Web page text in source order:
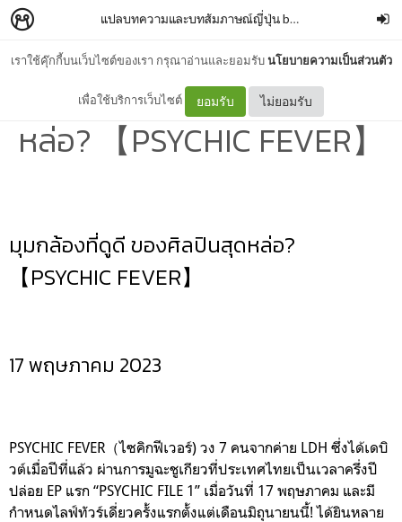
เราใช้คุ๊กกี้บนเว็บไซต์ของเรา กรุณาอ่านและยอมรับนโยบายความเป็นส่วนตัว
เพื่อใช้บริการเว็บไซต์ ยอมรับ ไม่ยอมรับ
แปลบทความและบทสัมภาษณ์ญี่ปุ่น by TL Lucid
มุมกล้องที่ดูดี ของศิลปินสุด
หล่อ? 【PSYCHIC FEVER】
มุมกล้องที่ดูดี ของศิลปินสุดหล่อ?
【PSYCHIC FEVER】
17 พฤษภาคม 2023
PSYCHIC FEVER（ไซคิกฟีเวอร์) วง 7 คนจากค่าย LDH ซึ่งได้เดบิ
วต์เมื่อปีที่แล้ว ผ่านการมูฉะชูเกียวที่ประเทศไทยเป็นเวลาครึ่งปี
ปล่อย EP แรก “PSYCHIC FILE 1” เมื่อวันที่ 17 พฤษภาคม และมี
กำหนดไลฟ์ทัวร์เดี่ยวครั้งแรกตั้งแต่เดือนมิถุนายนนี้! ได้ยินหลาย